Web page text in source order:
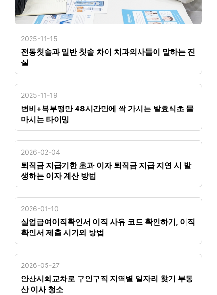
2025-11-15
전동칫솔과 일반 칫솔 차이 치과의사들이 말하는 진
실
2025-11-19
변비+복부팽만 48시간만에 싹 가시는 발효식초 물
마시는 타이밍
2026-02-04
퇴직금 지급기한 초과 이자 퇴직금 지급 지연 시 발
생하는 이자 계산 방법
2026-01-10
실업급여이직확인서 이직 사유 코드 확인하기, 이직
확인서 제출 시기와 방법
2026-05-27
안산시화교차로 구인구직 지역별 일자리 찾기 부동
산 이사 청소